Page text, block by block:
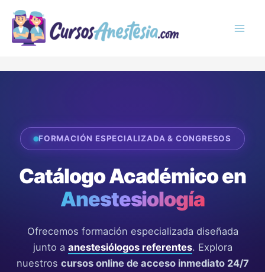
contenido
FORMACIÓN ESPECIALIZADA & CONGRESOS
Catálogo Académico en
Anestesiología
Ofrecemos formación especializada diseñada
junto a anestesiólogos referentes. Explora
nuestros cursos online de acceso inmediato 24/7